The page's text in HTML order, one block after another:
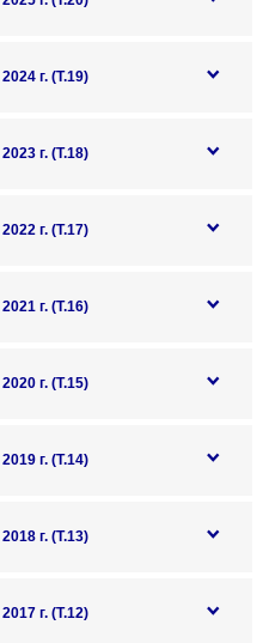
2024 г. (Т.19)
2023 г. (Т.18)
2022 г. (Т.17)
2021 г. (Т.16)
2020 г. (Т.15)
2019 г. (Т.14)
2018 г. (Т.13)
2017 г. (Т.12)